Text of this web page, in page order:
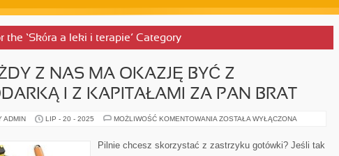
the ‘Skóra a leki i terapie’ Category
Z NAS MA OKAZJĘ BYĆ Z
I Z KAPITAŁAMI ZA PAN BRAT
ADMIN LIP - 20 - 2025 MOŻLIWOŚĆ KOMENTOWANIA NIE
NAS
MA
ZOSTAŁA WYŁĄCZONA
Pilnie chcesz skorzystać z zastrzyku gotówki? Jeśli tak